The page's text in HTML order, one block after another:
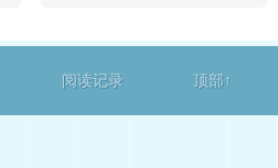
阅读记录 顶部↑